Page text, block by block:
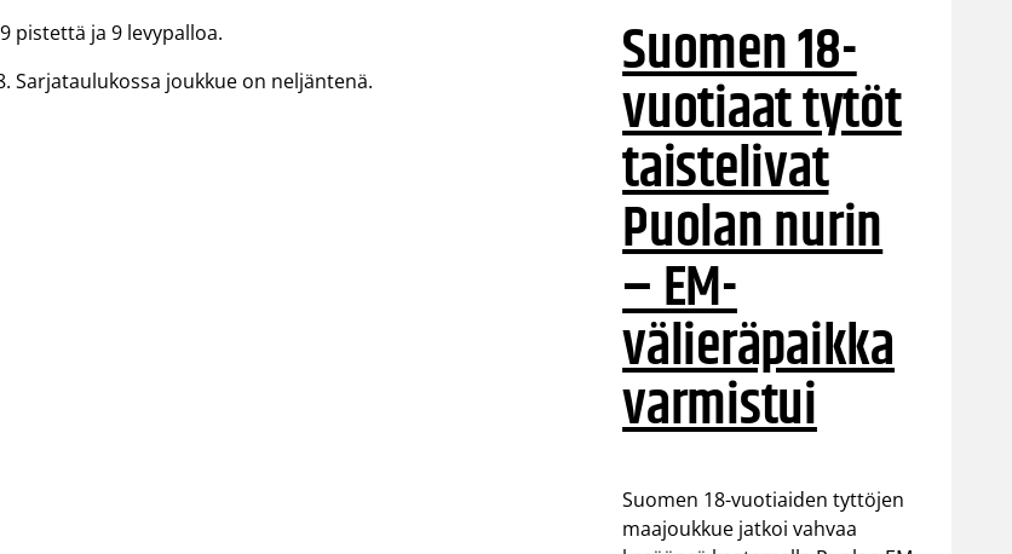
pistettä ja 9 levypalloa.
Sarjataulukossa joukkue on neljäntenä.
Suomen 18-
vuotiaat tytöt
taistelivat
Puolan nurin
– EM-
välieräpaikka
varmistui
Suomen 18-vuotiaiden tyttöjen
maajoukkue jatkoi vahvaa